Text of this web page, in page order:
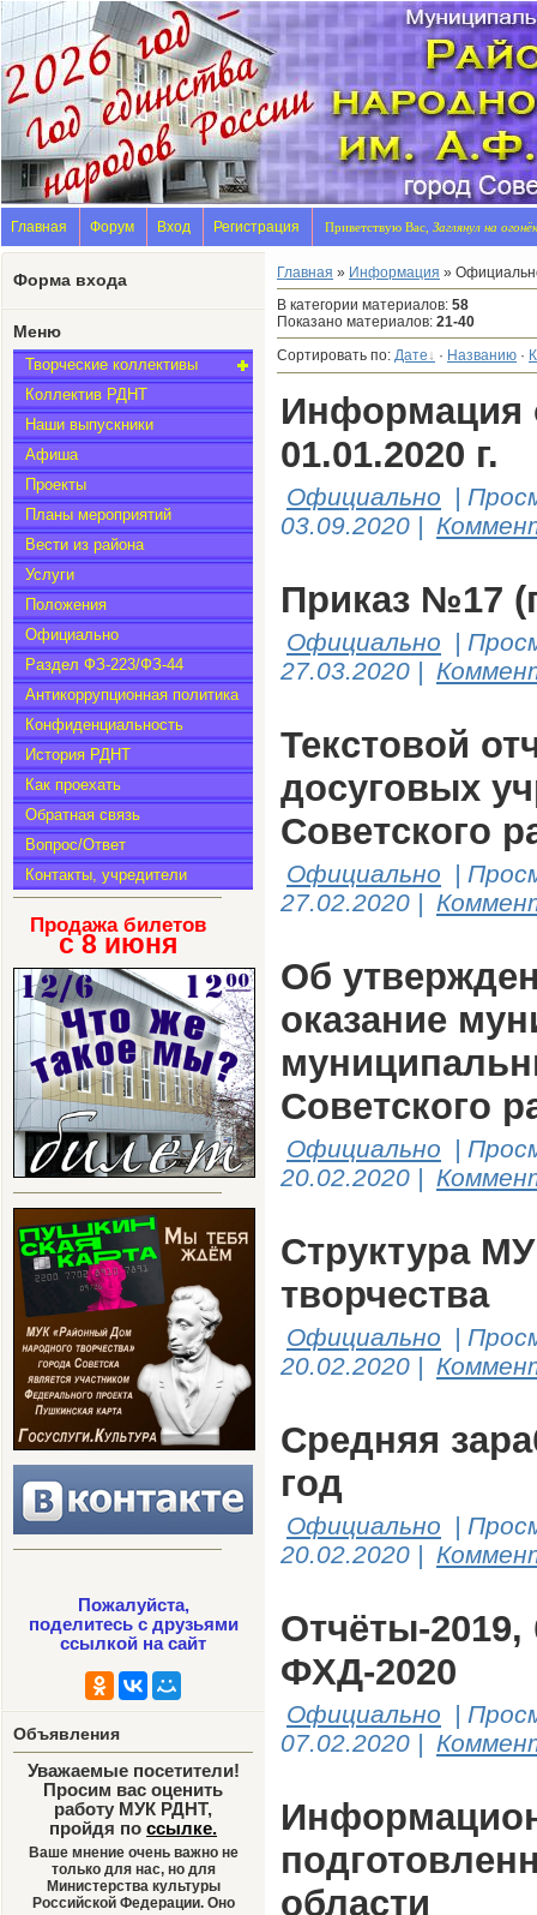
Главная Форум Вход Регистрация Приветствую Вас, Заглянул на огонёк
Форма входа
Меню
Творческие коллективы
Коллектив РДНТ
Наши выпускники
Афиша
Проекты
Планы мероприятий
Вести из района
Услуги
Положения
Официально
Раздел ФЗ-223/ФЗ-44
Антикоррупционная политика
Конфиденциальность
История РДНТ
Как проехать
Обратная связь
Вопрос/Ответ
Контакты, учредители
Продажа билетов
с 8 июня
Пожалуйста,
поделитесь с друзьями
ссылкой на сайт
Объявления
Уважаемые посетители!
Просим вас оценить
работу МУК РДНТ,
пройдя по ссылке.
Ваше мнение очень важно не
только для нас, но для
Министерства культуры
Российской Федерации. Оно
Главная » Информация »
В категории материалов: 58
Показано материалов: 21-40
Сортировать по: Дате · Названию ·
Информация
01.01.2020 г.
Официально |
03.09.2020 |
Приказ №17
Официально |
27.03.2020 |
Текстовой
досуговых
Советского
Официально |
27.02.2020 |
Об
оказание
Советского
Официально |
20.02.2020 |
Структура
творчества
Официально |
20.02.2020 |
Средняя
год
Официально |
20.02.2020 |
Отчёты-2019,
ФХД-2020
Официально |
07.02.2020 |
области